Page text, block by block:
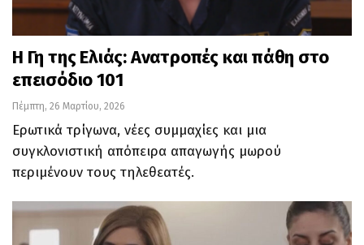
Η Γη της Ελιάς: Ανατροπές και πάθη στο
επεισόδιο 101
Πέμπτη, 26 Μαρτίου, 2026
Ερωτικά τρίγωνα, νέες συμμαχίες και μια
συγκλονιστική απόπειρα απαγωγής μωρού
περιμένουν τους τηλεθεατές.